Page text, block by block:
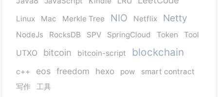
Linux Mac Merkle Tree NIO Netflix Netty
NodeJs RocksDB SPV SpringCloud Token
Tool
UTXO
bitcoin bitcoin-script blockchain
c++ eos freedom hexo pow
smart contract
写作
工具